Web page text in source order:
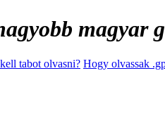
magyar
tabot olvasni? Hogy olvassak